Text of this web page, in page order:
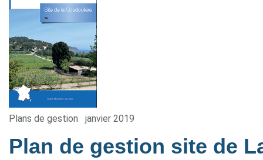
Plans de gestion janvier 2019
Plan de gestion site de